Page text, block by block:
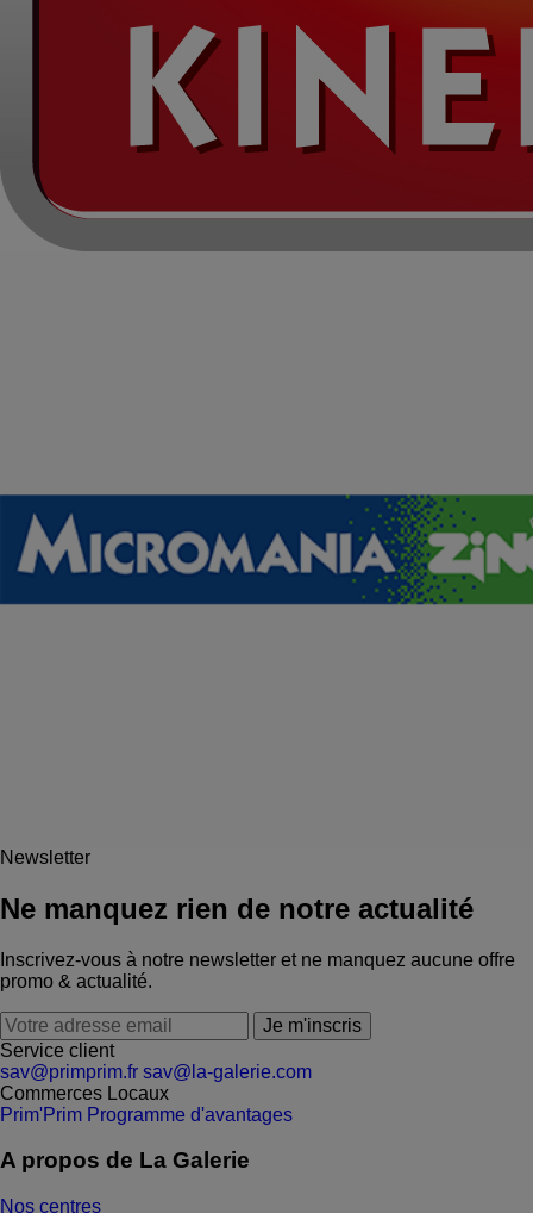
Newsletter
Ne manquez rien de notre actualité
Inscrivez-vous à notre newsletter et ne manquez aucune offre
promo & actualité.
Je m'inscris
Service client
sav@primprim.fr sav@la-galerie.com
Commerces Locaux
Prim'Prim Programme d'avantages
A propos de La Galerie
Nos centres